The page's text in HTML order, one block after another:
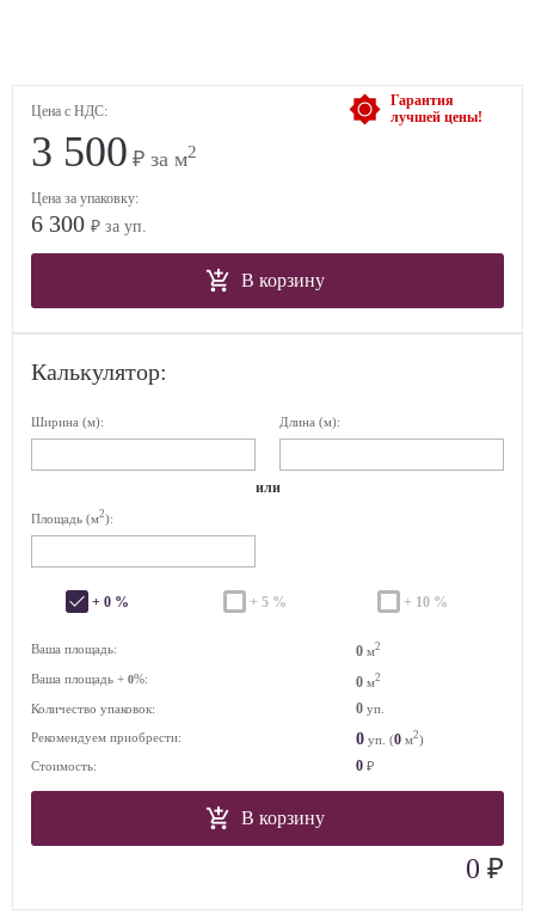
Гарантия
лучшей цены!
Цена с НДС:
3 500 ₽ за м2
Цена за упаковку:
6 300 ₽ за уп.
В корзину
Калькулятор:
Ширина (м): Длина (м):
или
Площадь (м2):
+ 0 % + 5 % + 10 %
Ваша площадь: 0 м2
Ваша площадь + 0%: 0 м2
Количество упаковок: 0 уп.
Рекомендуем приобрести:
0 уп. (0 м2)
Стоимость:
0 ₽
В корзину
0 ₽